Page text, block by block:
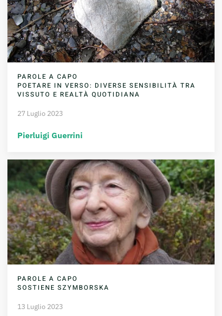
PAROLE A CAPO
POETARE IN VERSO: DIVERSE SENSIBILITÀ TRA
VISSUTO E REALTÀ QUOTIDIANA
27 Luglio 2023
Pierluigi Guerrini
PAROLE A CAPO
SOSTIENE SZYMBORSKA
13 Luglio 2023